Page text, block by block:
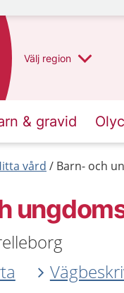
Välj region
& gravid
vård Barn- och